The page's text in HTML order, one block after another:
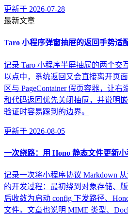
更新于 2026-07-28
最新文章
Taro 小程序弹窗抽屉的返回手势适
记录 Taro 小程序半屏抽屉的两个交
以点中，系统返回又会直接离开页
区与 PageContainer 假页容器，让
和代码返回优先关闭抽屉，并说明
验证时容易踩到的边界。
更新于 2026-08-05
一次绕路：用 Hono 静态文件更新
记录一次将小程序协议 Markdown
的开发过程：最初绕到对象存储、
后收敛为启动 config 下发路径、
文件。文章也说明 MIME 类型、